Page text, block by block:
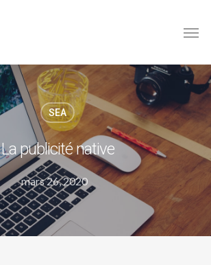
SEA
La publicité native
mars 26, 2020